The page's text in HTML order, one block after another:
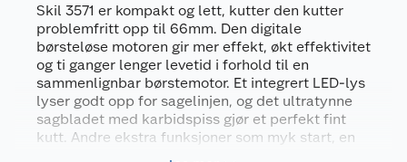
Skil 3571 er kompakt og lett, kutter den kutter
problemfritt opp til 66mm. Den digitale
børsteløse motoren gir mer effekt, økt effektivitet
og ti ganger lenger levetid i forhold til en
sammenlignbar børstemotor. Et integrert LED-lys
lyser godt opp for sagelinjen, og det ultratynne
sagbladet med karbidspiss gjør et perfekt fint
kutt. Andre ekstra funksjoner som myk start, en
Generelt
Artikkelnummer
4894863200563
Leverandørens artikkelnummer
SW1E3571CA